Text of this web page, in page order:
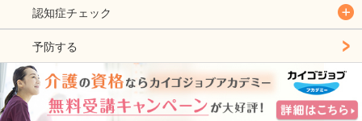
認知症チェック
予防する